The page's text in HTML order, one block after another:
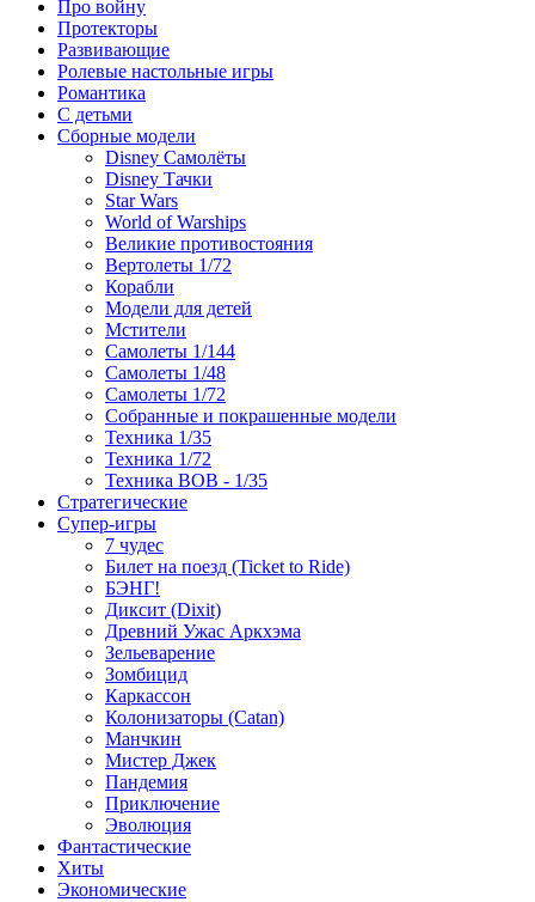
Про войну
Протекторы
Развивающие
Ролевые настольные игры
Романтика
С детьми
Сборные модели
Disney Самолёты
Disney Тачки
Star Wars
World of Warships
Великие противостояния
Вертолеты 1/72
Корабли
Модели для детей
Мстители
Самолеты 1/144
Самолеты 1/48
Самолеты 1/72
Собранные и покрашенные модели
Техника 1/35
Техника 1/72
Техника ВОВ - 1/35
Стратегические
Супер-игры
7 чудес
Билет на поезд (Ticket to Ride)
БЭНГ!
Диксит (Dixit)
Древний Ужас Аркхэма
Зельеварение
Зомбицид
Каркассон
Колонизаторы (Catan)
Манчкин
Мистер Джек
Пандемия
Приключение
Эволюция
Фантастические
Хиты
Экономические